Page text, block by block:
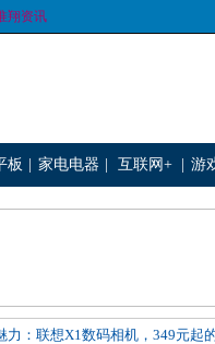
翔资讯
板 家电电器 互联网+ 游
力：联想X1数码相机，349元起